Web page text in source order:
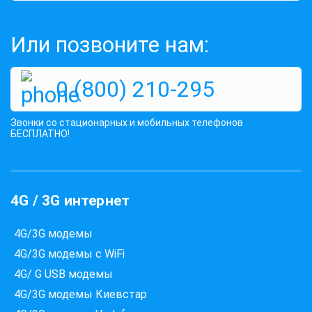
Или позвоните нам:
0 (800) 210-295
Звонки со стационарных и мобильных телефонов
БЕСПЛАТНО!
4G / 3G интернет
4G/3G модемы
4G/3G модемы с WiFi
4G/ G USB модемы
4G/3G модемы Киевстар